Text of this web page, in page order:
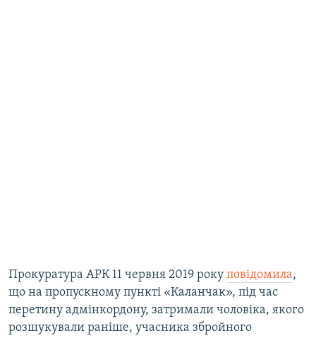
Прокуратура АРК 11 червня 2019 року повідомила,
що на пропускному пункті «Каланчак», під час
перетину адмінкордону, затримали чоловіка, якого
розшукували раніше, учасника збройного